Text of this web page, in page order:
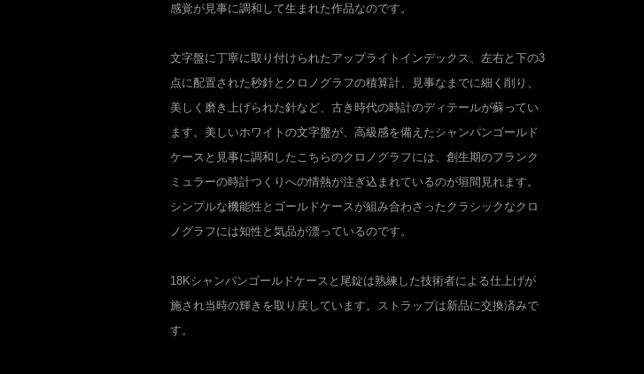
感覚が見事に調和して生まれた作品なのです。
文字盤に丁寧に取り付けられたアップライトインデックス、左右と下の3
点に配置された秒針とクロノグラフの積算計、見事なまでに細く削り、
美しく磨き上げられた針など、古き時代の時計のディテールが蘇ってい
ます。美しいホワイトの文字盤が、高級感を備えたシャンパンゴールド
ケースと見事に調和したこちらのクロノグラフには、創生期のフランク
ミュラーの時計つくりへの情熱が注ぎ込まれているのが垣間見れます。
シンプルな機能性とゴールドケースが組み合わさったクラシックなクロ
ノグラフには知性と気品が漂っているのです。
18Kシャンパンゴールドケースと尾錠は熟練した技術者による仕上げが
施され当時の輝きを取り戻しています。ストラップは新品に交換済みで
す。